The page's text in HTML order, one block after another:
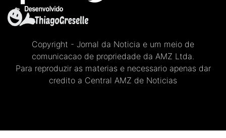
Copyright - Jornal da Noticia e um meio de
comunicacao de propriedade da AMZ Ltda.
Para reproduzir as materias e necessario apenas dar
credito a Central AMZ de Noticias